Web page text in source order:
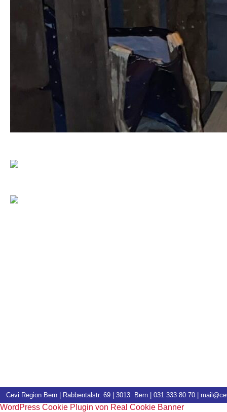
Cevi Region Bern | Rabbentalstr. 69 | 3013 Bern | 031 333 80 70
WordPress Cookie Plugin von Real Cookie Banner